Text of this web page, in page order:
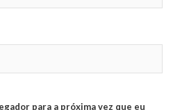
para a próxima vez que eu